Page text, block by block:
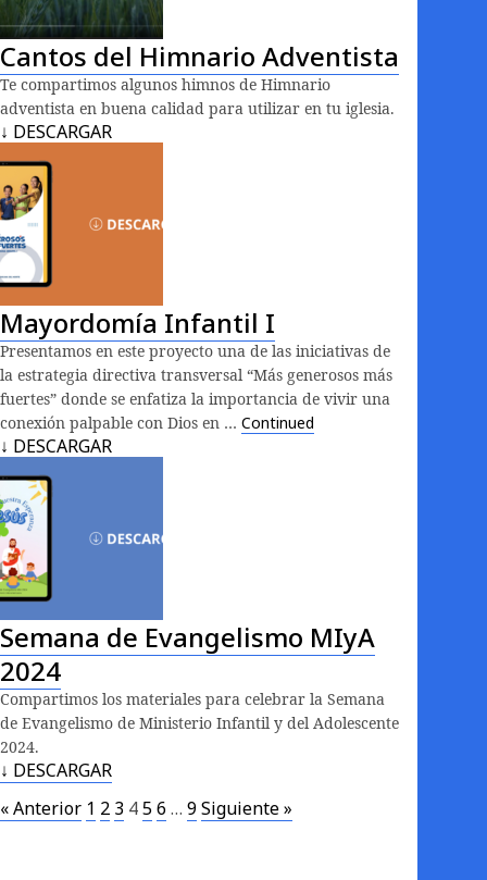
Cantos del Himnario Adventista
Te compartimos algunos himnos de Himnario
adventista en buena calidad para utilizar en tu iglesia.
↓ DESCARGAR
Mayordomía Infantil I
Presentamos en este proyecto una de las iniciativas de
la estrategia directiva transversal “Más generosos más
fuertes” donde se enfatiza la importancia de vivir una
conexión palpable con Dios en … Continued
↓ DESCARGAR
Semana de Evangelismo MIyA
2024
Compartimos los materiales para celebrar la Semana
de Evangelismo de Ministerio Infantil y del Adolescente
2024.
↓ DESCARGAR
« Anterior 1 2 3 456 … 9Siguiente »